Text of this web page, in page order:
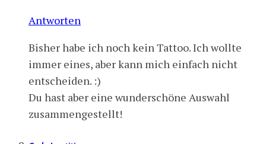
Antworten
Bisher habe ich noch kein Tattoo. Ich wollte
immer eines, aber kann mich einfach nicht
entscheiden. :)
Du hast aber eine wunderschöne Auswahl
zusammengestellt!